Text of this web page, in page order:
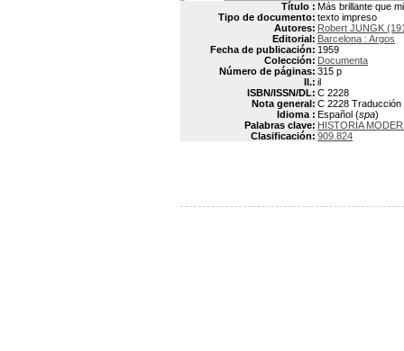
Título : Más brillante que
Tipo de documento: texto impreso
Autores: Robert JUNGK
Editorial: Barcelona : Argos
Fecha de publicación: 1959
Colección: Documenta
Número de páginas: 315 p
Il.: il
ISBN/ISSN/DL: C 2228
Nota general: C 2228 Traducción
Idioma : Español (spa)
Palabras clave: HISTORIA
Clasificación: 909.824